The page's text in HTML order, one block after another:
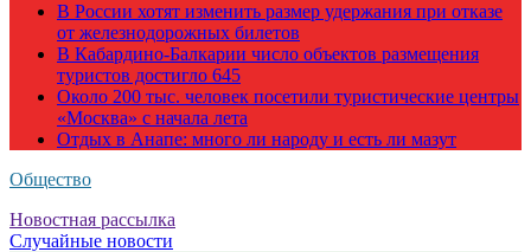
В России хотят изменить размер удержания при отказе
от железнодорожных билетов
В Кабардино-Балкарии число объектов размещения
туристов достигло 645
Около 200 тыс. человек посетили туристические центры
«Москва» с начала лета
Отдых в Анапе: много ли народу и есть ли мазут
Общество
Новостная рассылка
Случайные новости